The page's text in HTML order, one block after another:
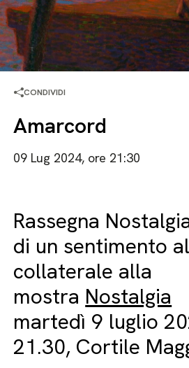
CONDIVIDI
Amarcord
09 Lug 2024, ore 21:30
Rassegna
di un sentimento
collaterale alla
mostra Nostalgia
martedì 9 luglio
21.30, Cortile